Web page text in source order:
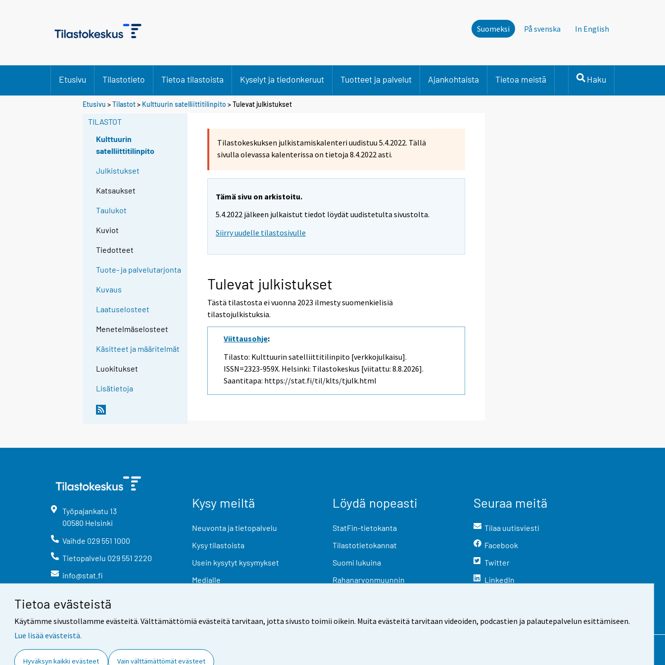
Tietoa evästeistä
Käytämme sivustollamme evästeitä. Välttämättömiä evästeitä tarvitaan, jotta sivusto toimii oikein. Muita evästeitä tarvitaan videoiden, podcastien ja palautepalvelun esittämiseen.
Lue lisää evästeistä.
Hyväksyn kaikki evästeet Vain välttämättömät evästeet
Suomeksi På svenska In English
Etusivu Tilastotieto Tietoa tilastoista Kyselyt ja tiedonkeruut Tuotteet ja palvelut Ajankohtaista Tietoa meistä Haku
Etusivu >Tilastot> Kulttuurin satelliittitilinpito > Tulevat julkistukset
TILASTOT
Kulttuurin
satelliittitilinpito
Julkistukset
Katsaukset
Taulukot
Kuviot
Tiedotteet
Tuote- ja palvelutarjonta
Kuvaus
Laatuselosteet
Menetelmäselosteet
Käsitteet ja määritelmät
Luokitukset
Lisätietoja
Tilastokeskuksen julkistamiskalenteri uudistuu 5.4.2022. Tällä
sivulla olevassa kalenterissa on tietoja 8.4.2022 asti.
Tämä sivu on arkistoitu.
5.4.2022 jälkeen julkaistut tiedot löydät uudistetulta sivustolta.
Siirry uudelle tilastosivulle
Tulevat julkistukset
Tästä tilastosta ei vuonna 2023 ilmesty suomenkielisiä
tilastojulkistuksia.
Viittausohje:
Tilasto: Kulttuurin satelliittitilinpito [verkkojulkaisu].
ISSN=2323-959X. Helsinki: Tilastokeskus [viitattu: 8.8.2026].
Saantitapa: https://stat.fi/til/klts/tjulk.html
Työpajankatu 13
00580 Helsinki
Vaihde 029 551 1000
Tietopalvelu 029 551 2220
info@stat.fi
Kysy meiltä
Neuvonta ja tietopalvelu
Kysy tilastoista
Usein kysytyt kysymykset
Medialle
Löydä nopeasti
StatFin-tietokanta
Tilastotietokannat
Suomi lukuina
Rahanarvonmuunnin
Seuraa meitä
Tilaa uutisviesti
Facebook
Twitter
LinkedIn
Yhteystiedot Palaute